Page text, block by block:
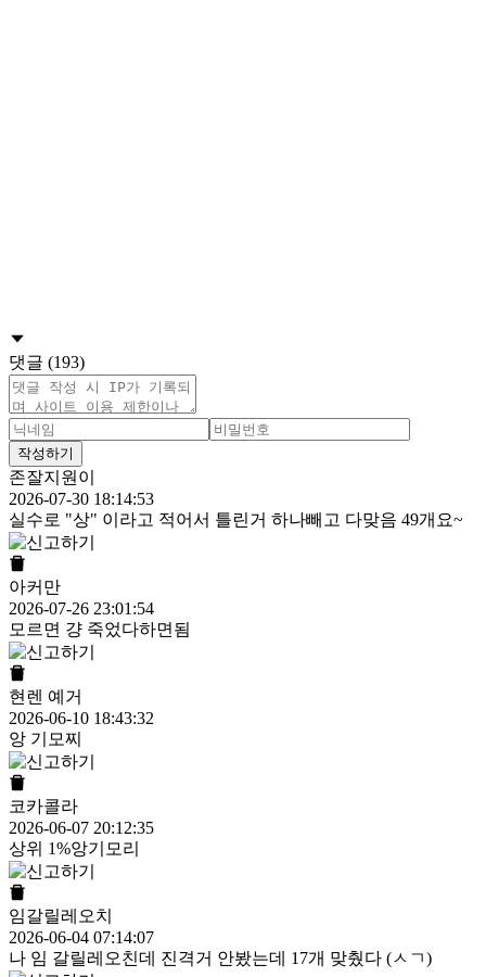
댓글 (193)
작성하기
존잘지원이
2026-07-30 18:14:53
실수로 "상" 이라고 적어서 틀린거 하나빼고 다맞음 49개요~
아커만
2026-07-26 23:01:54
모르면 걍 죽었다하면됨
현렌 예거
2026-06-10 18:43:32
앙 기모찌
코카콜라
2026-06-07 20:12:35
상위 1%앙기모리
임갈릴레오치
2026-06-04 07:14:07
나 임 갈릴레오친데 진격거 안봤는데 17개 맞췄다 (ㅅㄱ)